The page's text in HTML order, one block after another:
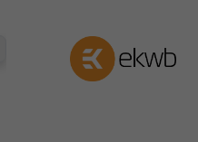
Następny